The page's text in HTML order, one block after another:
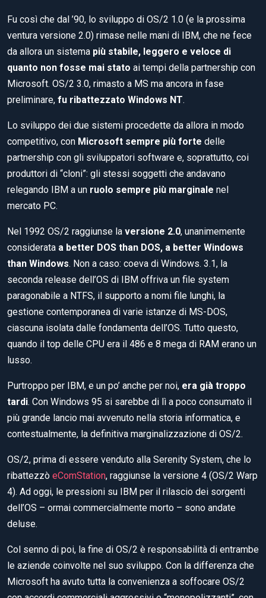
Fu così che dal ’90, lo sviluppo di OS/2 1.0 (e la prossima
ventura versione 2.0) rimase nelle mani di IBM, che ne fece
da allora un sistema più stabile, leggero e veloce di
quanto non fosse mai stato ai tempi della partnership con
Microsoft. OS/2 3.0, rimasto a MS ma ancora in fase
preliminare, fu ribattezzato Windows NT.
Lo sviluppo dei due sistemi procedette da allora in modo
competitivo, con Microsoft sempre più forte delle
partnership con gli sviluppatori software e, soprattutto, coi
produttori di “cloni”: gli stessi soggetti che andavano
relegando IBM a un ruolo sempre più marginale nel
mercato PC.
Nel 1992 OS/2 raggiunse la versione 2.0, unanimemente
considerata a better DOS than DOS, a better Windows
than Windows. Non a caso: coeva di Windows. 3.1, la
seconda release dell’OS di IBM offriva un file system
paragonabile a NTFS, il supporto a nomi file lunghi, la
gestione contemporanea di varie istanze di MS-DOS,
ciascuna isolata dalle fondamenta dell’OS. Tutto questo,
quando il top delle CPU era il 486 e 8 mega di RAM erano un
lusso.
Purtroppo per IBM, e un po’ anche per noi, era già troppo
tardi. Con Windows 95 si sarebbe di lì a poco consumato il
più grande lancio mai avvenuto nella storia informatica, e
contestualmente, la definitiva marginalizzazione di OS/2.
OS/2, prima di essere venduto alla Serenity System, che lo
ribattezzò eComStation, raggiunse la versione 4 (OS/2 Warp
4). Ad oggi, le pressioni su IBM per il rilascio dei sorgenti
dell’OS – ormai commercialmente morto – sono andate
deluse.
Col senno di poi, la fine di OS/2 è responsabilità di entrambe
le aziende coinvolte nel suo sviluppo. Con la differenza che
Microsoft ha avuto tutta la convenienza a soffocare OS/2